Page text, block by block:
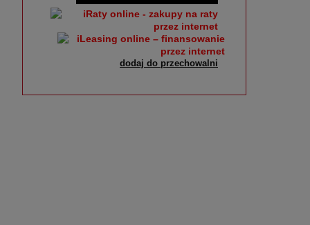
dodaj do przechowalni